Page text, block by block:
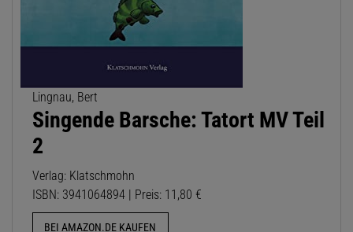
Lingnau, Bert
Singende Barsche: Tatort MV Teil
2
Verlag: Klatschmohn
ISBN: 3941064894 | Preis: 11,80 €
BEI AMAZON.DE KAUFEN